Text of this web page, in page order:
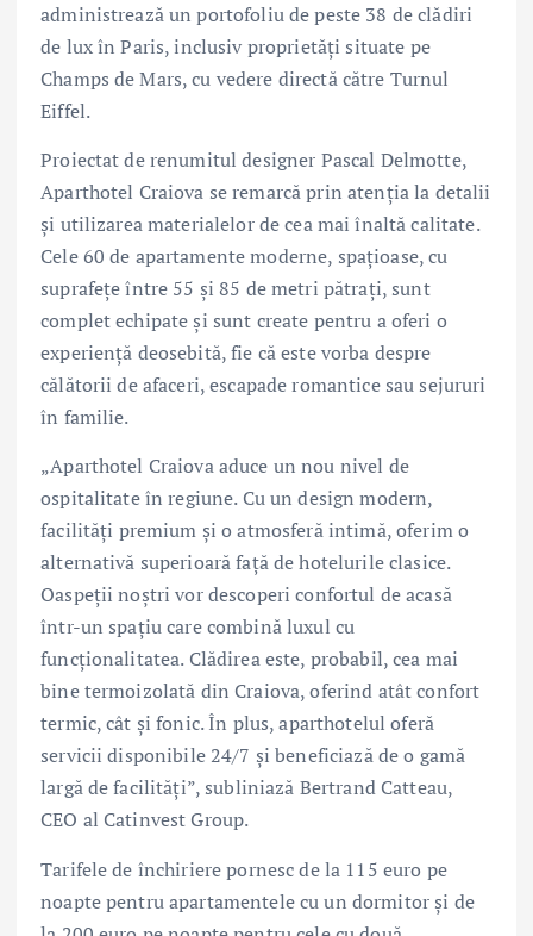
administrează un portofoliu de peste 38 de clădiri
de lux în Paris, inclusiv proprietăți situate pe
Champs de Mars, cu vedere directă către Turnul
Eiffel.
Proiectat de renumitul designer Pascal Delmotte,
Aparthotel Craiova se remarcă prin atenția la detalii
și utilizarea materialelor de cea mai înaltă calitate.
Cele 60 de apartamente moderne, spațioase, cu
suprafețe între 55 și 85 de metri pătrați, sunt
complet echipate și sunt create pentru a oferi o
experiență deosebită, fie că este vorba despre
călătorii de afaceri, escapade romantice sau sejururi
în familie.
„Aparthotel Craiova aduce un nou nivel de
ospitalitate în regiune. Cu un design modern,
facilități premium și o atmosferă intimă, oferim o
alternativă superioară față de hotelurile clasice.
Oaspeții noștri vor descoperi confortul de acasă
într-un spațiu care combină luxul cu
funcționalitatea. Clădirea este, probabil, cea mai
bine termoizolată din Craiova, oferind atât confort
termic, cât și fonic. În plus, aparthotelul oferă
servicii disponibile 24/7 și beneficiază de o gamă
largă de facilități”, subliniază Bertrand Catteau,
CEO al Catinvest Group.
Tarifele de închiriere pornesc de la 115 euro pe
noapte pentru apartamentele cu un dormitor și de